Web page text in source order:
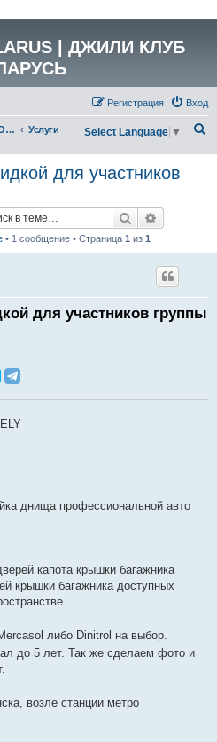
| ДЖИЛИ КЛУБ
Вход
Регистрация
| БАРАХОЛКА Услуги Select Language ▼
для участников
Поиск
• 1 сообщение • Страница 1 из 1
для участников группы
днища профессиональной авто
капота крышки багажника
крышки багажника доступных
либо Dinitrol на выбор.
до 5 лет. Так же сделаем фото и
возле станции метро